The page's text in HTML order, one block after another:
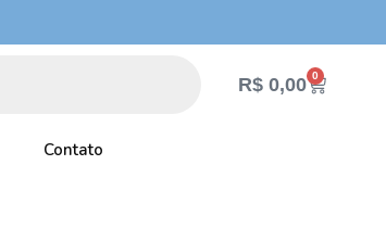
R$0,00 0
Cart
Contato